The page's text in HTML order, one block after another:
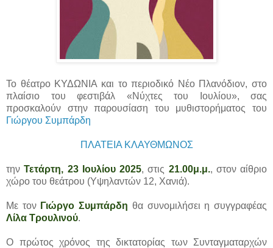
Το θέατρο ΚΥΔΩΝΙΑ και το περιοδικό Νέο Πλανόδιον, στο
πλαίσιο του φεστιβάλ «Νύχτες του Ιουλίου», σας
προσκαλούν στην παρουσίαση του μυθιστορήματος του
Γιώργου Συμπάρδη
ΠΛΑΤΕΙΑ ΚΛΑΥΘΜΩΝΟΣ
τηνΤετάρτη, 23 Ιουλίου 2025, στις 21.00μ.μ., στον αίθριο
χώρο του θεάτρου (Υψηλαντών 12, Χανιά).
Με τον Γιώργο Συμπάρδη θα συνομιλήσει η συγγραφέας
Λίλα Τρουλινού.
Ο πρώτος χρόνος της δικτατορίας των Συνταγματαρχών